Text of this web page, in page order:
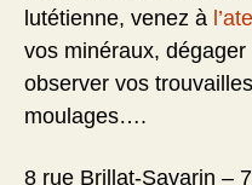
lutétienne, venez à
vos minéraux,
observer vos
moulages….
8 rue Brillat-Savarin –